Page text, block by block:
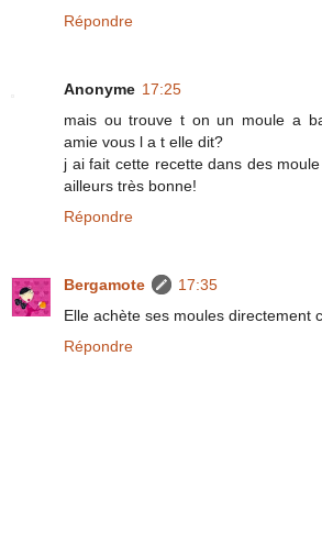
Répondre
Anonyme 17:25
mais ou trouve t on un moule a
amie vous l a t elle dit?
j ai fait cette recette dans des
ailleurs très bonne!
Répondre
Bergamote
17:35
Elle achète ses moules directement
Répondre